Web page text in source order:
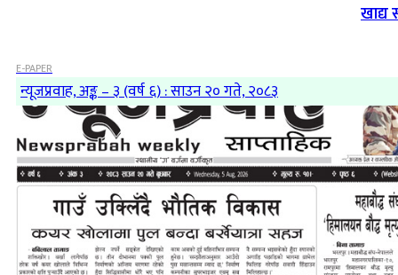
खाद्य
E-PAPER
न्यूजप्रवाह, अङ्क – ३ (वर्ष ६) : साउन २० गते, २०८३